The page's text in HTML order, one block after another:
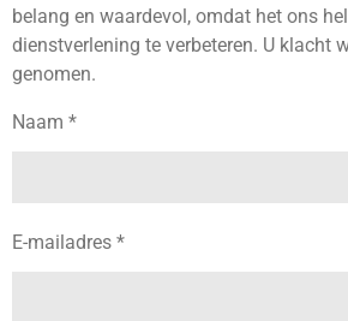
belang en waardevol, omdat het ons
dienstverlening te verbeteren. U klacht
genomen.
Naam *
E-mailadres *